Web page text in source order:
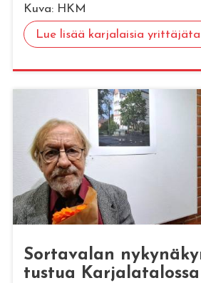
Kuva: HKM
Lue lisää karjalaisia
Sor­ta­va­lan
tus­tua Kar­ja­la­ta­los­sa